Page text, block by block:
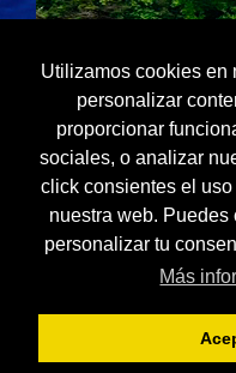
Utilizamos cookies en
personalizar
proporcionar
sociales, o analizar
click consientes el
nuestra web.
personalizar tu
Más